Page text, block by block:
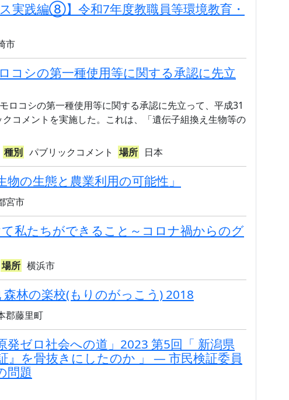
実践編⑧】令和7年度教職員等環境教育・
市
コシの第一種使用等に関する承認に先立
コシの第一種使用等に関する承認に先立って、平成31
コメントを実施した。これは、「遺伝子組換え生物等の
種別 パブリックコメント 場所 日本
の生態と農業利用の可能性」
宮市
私たちができること～コロナ禍からのグ
場所 横浜市
林の楽校(もりのがっこう) 2018
郡藤里町
発ゼロ社会への道」2023 第5回「 新潟県
』を骨抜きにしたのか 」 — 市民検証委員
問題